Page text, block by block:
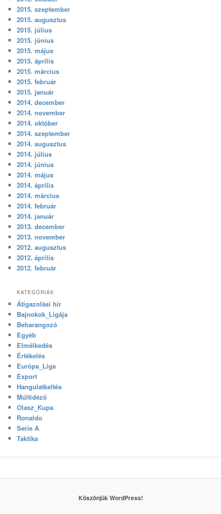
2015. szeptember
2015. augusztus
2015. július
2015. június
2015. május
2015. április
2015. március
2015. február
2015. január
2014. december
2014. november
2014. október
2014. szeptember
2014. augusztus
2014. július
2014. június
2014. május
2014. április
2014. március
2014. február
2014. január
2013. december
2013. november
2012. augusztus
2012. április
2012. február
KATEGÓRIÁK
Átigazolási hír
Bajnokok_Ligája
Beharangozó
Egyéb
Elmélkedés
Értékelés
Európa_Liga
Export
Hangulatkeltés
Múltidéző
Olasz_Kupa
Ronaldo
Serie A
Taktika
Köszönjük WordPress!